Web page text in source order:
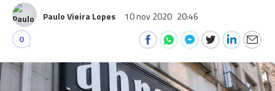
Paulo Vieira Lopes 10 nov 2020 20:46
0